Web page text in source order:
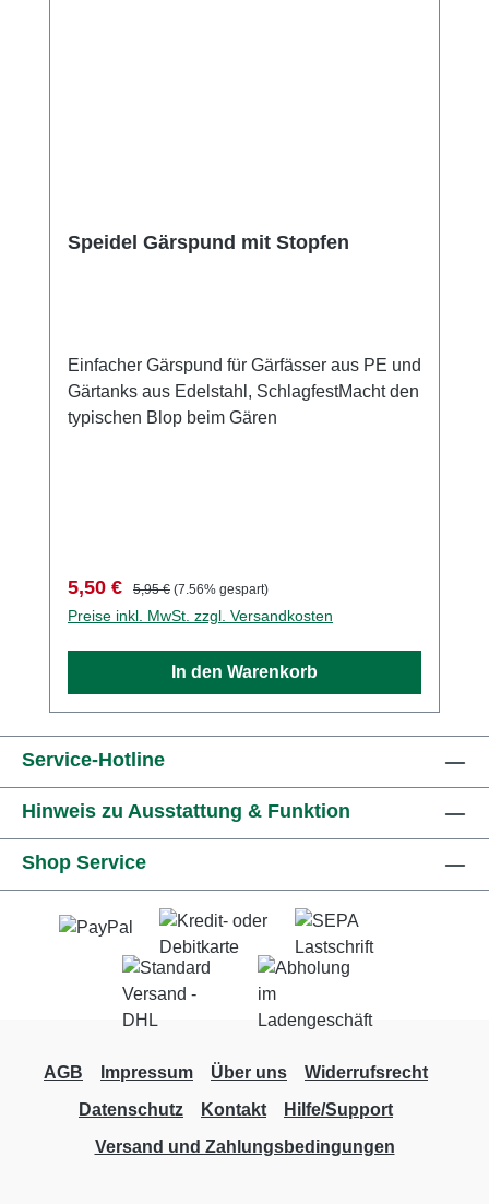
Speidel Gärspund mit Stopfen
Einfacher Gärspund für Gärfässer aus PE und
Gärtanks aus Edelstahl, SchlagfestMacht den
typischen Blop beim Gären
Verkaufspreis:
5,50 € Regulärer Preis:
5,95 € (7.56% gespart)
Preise inkl. MwSt. zzgl. Versandkosten
In den Warenkorb
Service-Hotline
Hinweis zu Ausstattung & Funktion
Shop Service
AGB Impressum Über uns
Widerrufsrecht
Datenschutz
Kontakt
Hilfe/Support
Versand und Zahlungsbedingungen